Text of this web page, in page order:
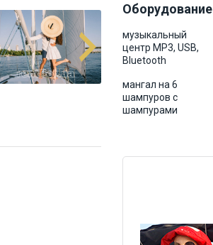
Оборудование
музыкальный
центр MP3, USB,
Bluetooth
мангал на 6
шампуров с
шампурами